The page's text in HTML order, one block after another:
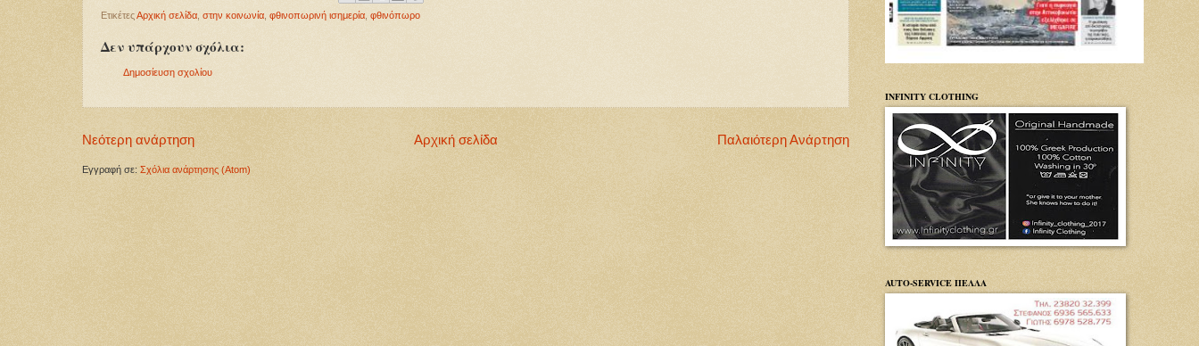
ΕτικέτεςΑρχική σελίδα στην κοινωνία φθινοπωρινή ισημερία φθινόπωρο
Δεν υπάρχουν σχόλια:
Δημοσίευση σχολίου
Νεότερη ανάρτηση Παλαιότερη Ανάρτηση
Αρχική σελίδα
Εγγραφή σε: Σχόλια ανάρτησης (Atom)
INFINITY CLOTHING
AUTO-SERVICE ΠΕΛΛΑ